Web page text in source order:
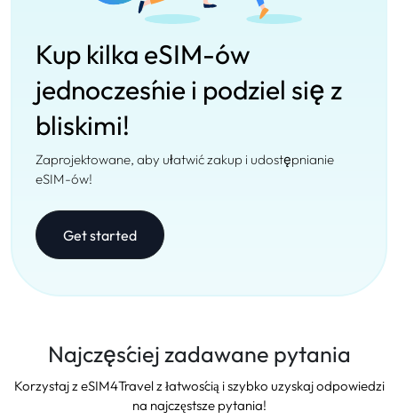
Kup kilka eSIM-ów
jednocześnie i podziel się z
bliskimi!
Zaprojektowane, aby ułatwić zakup i udostępnianie
eSIM-ów!
Get started
Najczęściej zadawane pytania
Korzystaj z eSIM4Travel z łatwością i szybko uzyskaj odpowiedzi
na najczęstsze pytania!